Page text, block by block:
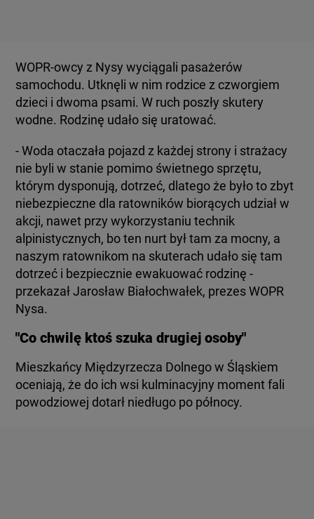
WOPR-owcy z Nysy wyciągali pasażerów
samochodu. Utknęli w nim rodzice z czworgiem
dzieci i dwoma psami. W ruch poszły skutery
wodne. Rodzinę udało się uratować.
- Woda otaczała pojazd z każdej strony i strażacy
nie byli w stanie pomimo świetnego sprzętu,
którym dysponują, dotrzeć, dlatego że było to zbyt
niebezpieczne dla ratowników biorących udział w
akcji, nawet przy wykorzystaniu technik
alpinistycznych, bo ten nurt był tam za mocny, a
naszym ratownikom na skuterach udało się tam
dotrzeć i bezpiecznie ewakuować rodzinę -
przekazał Jarosław Białochwałek, prezes WOPR
Nysa.
"Co chwilę ktoś szuka drugiej osoby"
Mieszkańcy Międzyrzecza Dolnego w Śląskiem
oceniają, że do ich wsi kulminacyjny moment fali
powodziowej dotarł niedługo po północy.